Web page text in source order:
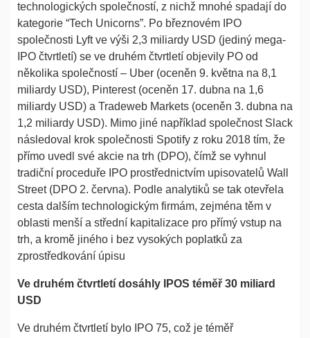
technologických společností, z nichž mnohé spadají do
kategorie “Tech Unicorns”. Po březnovém IPO
společnosti Lyft ve výši 2,3 miliardy USD (jediný mega-
IPO čtvrtletí) se ve druhém čtvrtletí objevily PO od
několika společností – Uber (oceněn 9. května na 8,1
miliardy USD), Pinterest (oceněn 17. dubna na 1,6
miliardy USD) a Tradeweb Markets (oceněn 3. dubna na
1,2 miliardy USD). Mimo jiné například společnost Slack
následoval krok společnosti Spotify z roku 2018 tím, že
přímo uvedl své akcie na trh (DPO), čímž se vyhnul
tradiční proceduře IPO prostřednictvím upisovatelů Wall
Street (DPO 2. června). Podle analytiků se tak otevřela
cesta dalším technologickým firmám, zejména těm v
oblasti menší a střední kapitalizace pro přímý vstup na
trh, a kromě jiného i bez vysokých poplatků za
zprostředkování úpisu
Ve druhém čtvrtletí dosáhly IPOS téměř 30 miliard
USD
Ve druhém čtvrtletí bylo IPO 75, což je téměř